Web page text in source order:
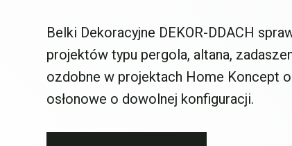
Belki Dekoracyjne DEKOR-DDACH
projektów typu pergola, altana,
ozdobne w projektach Home Koncept
osłonowe o dowolnej konfiguracji.